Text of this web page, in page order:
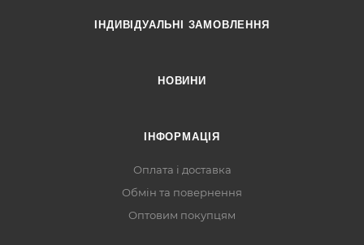
ІНДИВІДУАЛЬНІ ЗАМОВЛЕННЯ
НОВИНИ
ІНФОРМАЦІЯ
Оплата і доставка
Обмін та повернення
Оптовим покупцям